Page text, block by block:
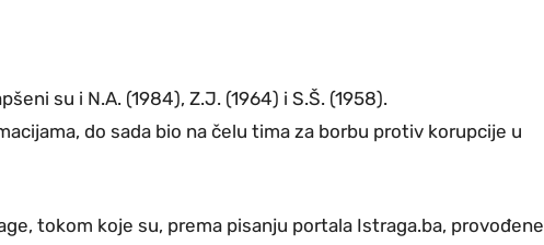
su i N.A. (1984), Z.J. (1964) i S.Š. (1958).
do sada bio na čelu tima za borbu protiv korupcije u
tokom koje su, prema pisanju portala Istraga.ba, provođene